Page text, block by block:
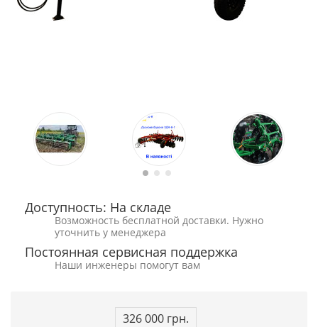
Доступность: На складе
Возможность бесплатной доставки. Нужно
уточнить у менеджера
Постоянная сервисная поддержка
Наши инженеры помогут вам
326 000 грн.